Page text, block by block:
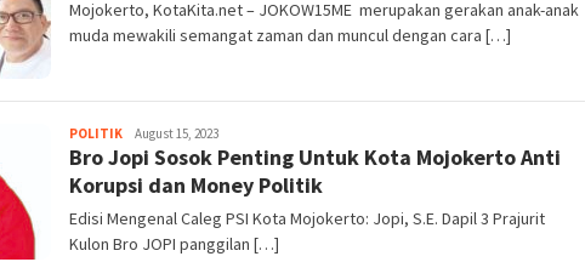
Mojokerto, KotaKita.net – JOKOW15ME merupakan gerakan anak-anak
muda mewakili semangat zaman dan muncul dengan cara […]
POLITIK Redaksi
August 15, 2023
Bro Jopi Sosok Penting Untuk Kota Mojokerto Anti
Korupsi dan Money Politik
Edisi Mengenal Caleg PSI Kota Mojokerto: Jopi, S.E. Dapil 3 Prajurit
Kulon Bro JOPI panggilan […]